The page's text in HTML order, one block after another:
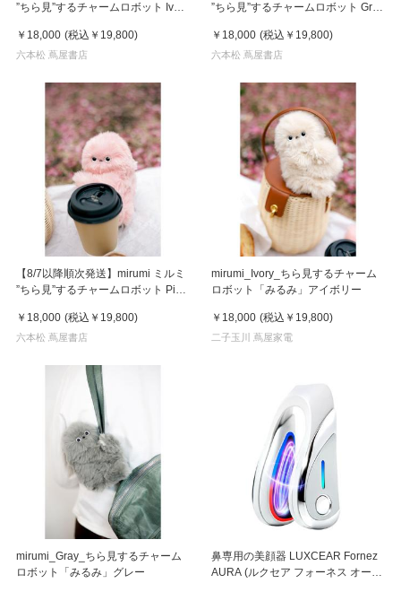
”ちら見”するチャームロボット Ivory
￥18,000 (税込 ￥19,800)
六本松 蔦屋書店
”ちら見”するチャームロボット Gray
￥18,000 (税込 ￥19,800)
六本松 蔦屋書店
【8/7以降順次発送】mirumi ミルミ
”ちら見”するチャームロボット Pink
￥18,000 (税込 ￥19,800)
六本松 蔦屋書店
mirumi_Ivory_ちら見するチャーム
ロボット「みるみ」アイボリー
￥18,000 (税込 ￥19,800)
二子玉川 蔦屋家電
mirumi_Gray_ちら見するチャーム
ロボット「みるみ」グレー
鼻専用の美顔器 LUXCEAR Fornez
AURA (ルクセア フォーネス オー